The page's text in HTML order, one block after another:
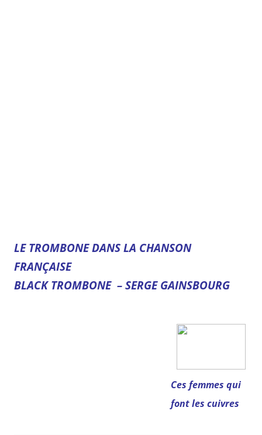
LE TROMBONE DANS LA CHANSON
FRANÇAISE
BLACK TROMBONE – SERGE GAINSBOURG
Ces femmes qui
font les cuivres